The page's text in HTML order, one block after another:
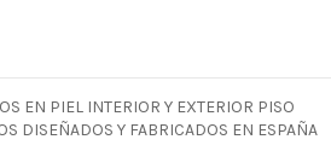
EN PIEL INTERIOR Y EXTERIOR PISO
DISEÑADOS Y FABRICADOS EN ESPAÑA